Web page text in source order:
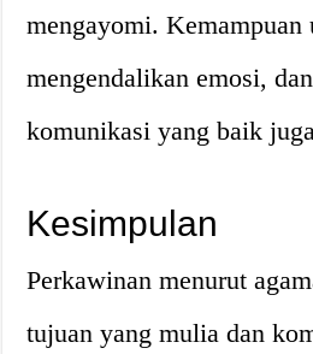
mengayomi. Kemampuan
mengendalikan emosi,
komunikasi yang baik
Kesimpulan
Perkawinan menurut
tujuan yang mulia dan